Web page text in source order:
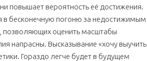
повышает вероятность её достижения.
в бесконечную погоню за недостижимым
позволяющих оценить масштабы
напрасны. Высказывание «хочу выучить
Гораздо легче будет в будущем